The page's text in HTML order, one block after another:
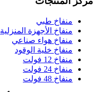
منفاخ طبي
منفاخ الأجهزة المنزلية
منفاخ هواء صناعي
منفاخ خلية الوقود
منفاخ 12 فولت
منفاخ 24 فولت
منفاخ 48 فولت